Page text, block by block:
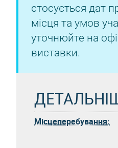
стосується дат
місця та умов
уточнюйте на
виставки.
Місцеперебування: